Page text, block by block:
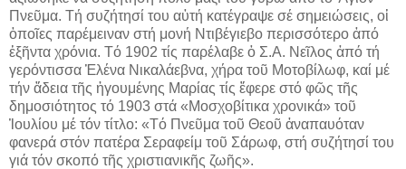
Πνεῦμα. Τή συζήτησί του αὐτή κατέγραψε σέ σημειώσεις, οἱ
ὁποῖες παρέμειναν στή μονή Ντιβέγιεβο περισσότερο ἀπό
ἑξῆντα χρόνια. Τό 1902 τίς παρέλαβε ὁ Σ.Α. Νεῖλος ἀπό τή
γερόντισσα Ἑλένα Νικαλάεβνα, χήρα τοῦ Μοτοβίλωφ, καί μέ
τήν ἄδεια τῆς ἡγουμένης Μαρίας τίς ἔφερε στό φῶς τῆς
δημοσιότητος τό 1903 στά «Μοσχοβίτικα χρονικά» τοῦ
Ἰουλίου μέ τόν τίτλο: «Τό Πνεῦμα τοῦ Θεοῦ ἀναπαυόταν
φανερά στόν πατέρα Σεραφείμ τοῦ Σάρωφ, στή συζήτησί του
γιά τόν σκοπό τῆς χριστιανικῆς ζωῆς».